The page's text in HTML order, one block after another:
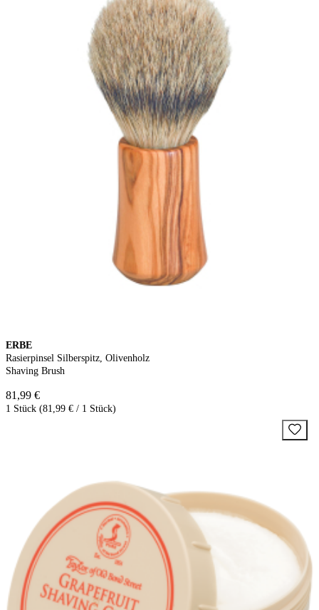
ERBE
Rasierpinsel Silberspitz, Olivenholz
Shaving Brush
81,99 €
1 Stück (81,99 € / 1 Stück)